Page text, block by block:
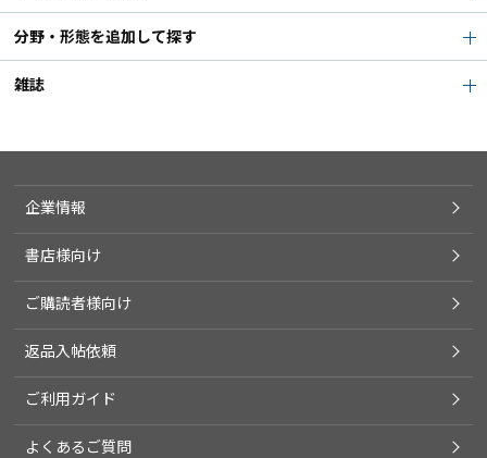
分野・形態を追加して探す
雑誌
企業情報
書店様向け
ご購読者様向け
返品入帖依頼
ご利用ガイド
よくあるご質問